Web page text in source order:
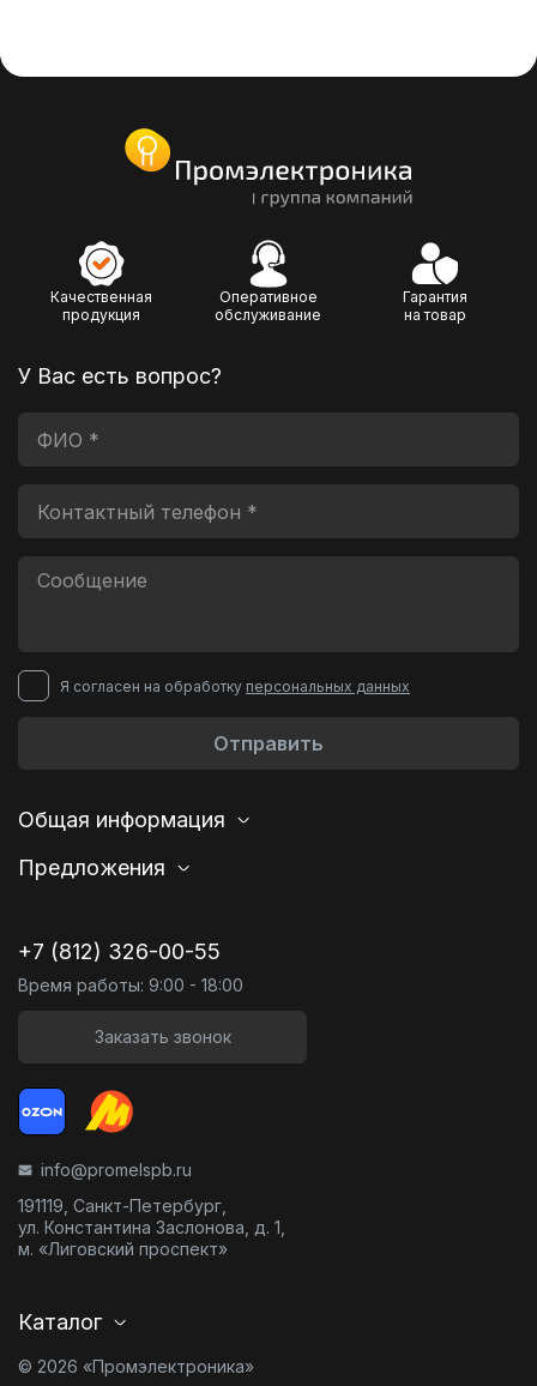
Качественная
продукция
Оперативное
обслуживание
Гарантия
на товар
У Вас есть вопрос?
Я согласен на обработку персональных данных
Отправить
Общая информация
Предложения
+7 (812) 326-00-55
Время работы: 9:00 - 18:00
Заказать звонок
info@promelspb.ru
191119, Санкт-Петербург,
ул. Константина Заслонова, д. 1,
м. «Лиговский проспект»
Каталог
© 2026 «Промэлектроника»